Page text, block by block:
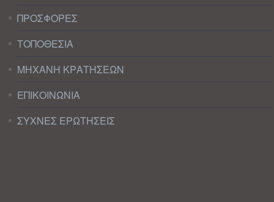
ΠΡΟΣΦΟΡΕΣ
ΤΟΠΟΘΕΣΙΑ
ΜΗΧΑΝΗ ΚΡΑΤΗΣΕΩΝ
ΕΠΙΚΟΙΝΩΝΙΑ
ΣΥΧΝΕΣ ΕΡΩΤΗΣΕΙΣ